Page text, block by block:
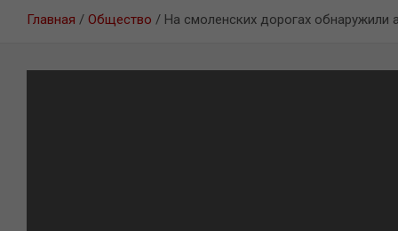
Главная Общество На смоленских дорогах обнаружили